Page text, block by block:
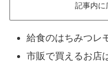
記事内に
給食のはちみつレ
市販で買えるお店